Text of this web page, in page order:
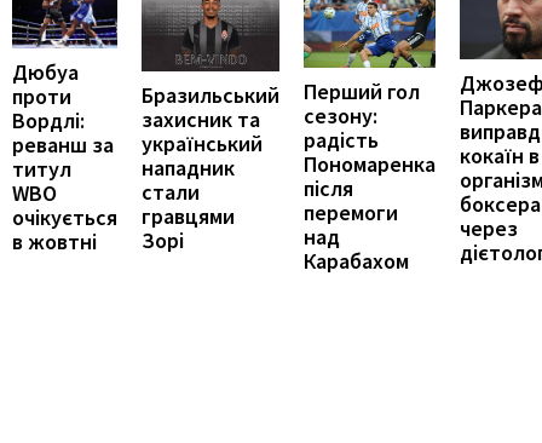
Дюбуа
проти
Вордлі:
реванш за
титул
WBO
очікується
в жовтні
Бразильський
захисник та
український
нападник
стали
гравцями
Зорі
Перший гол
сезону:
радість
Пономаренка
після
перемоги
над
Карабахом
Паркера
кокаїн в
через